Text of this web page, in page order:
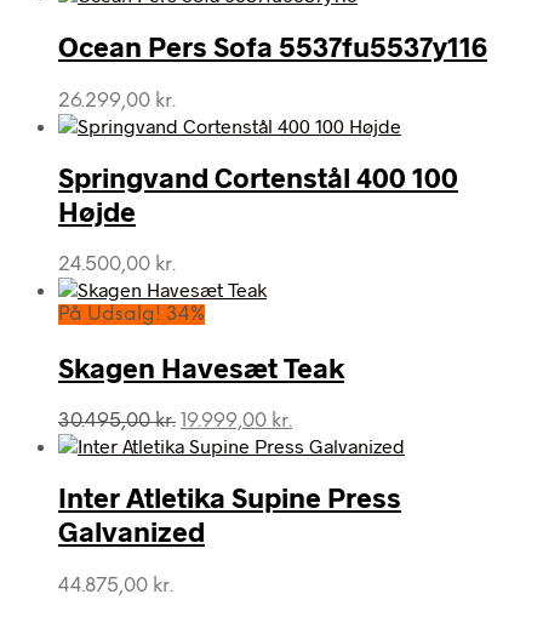
Ocean Pers Sofa 5537fu5537y116
26.299,00 kr.
Springvand Cortenstål 400 100
Højde
24.500,00 kr.
På Udsalg! 34%
Skagen Havesæt Teak
30.495,00kr. Den
oprindelige
var:
30.495,00 kr..
19.999,00 kr.
aktuelle
er:
19.999,00 kr..
Inter Atletika Supine Press
Galvanized
44.875,00 kr.